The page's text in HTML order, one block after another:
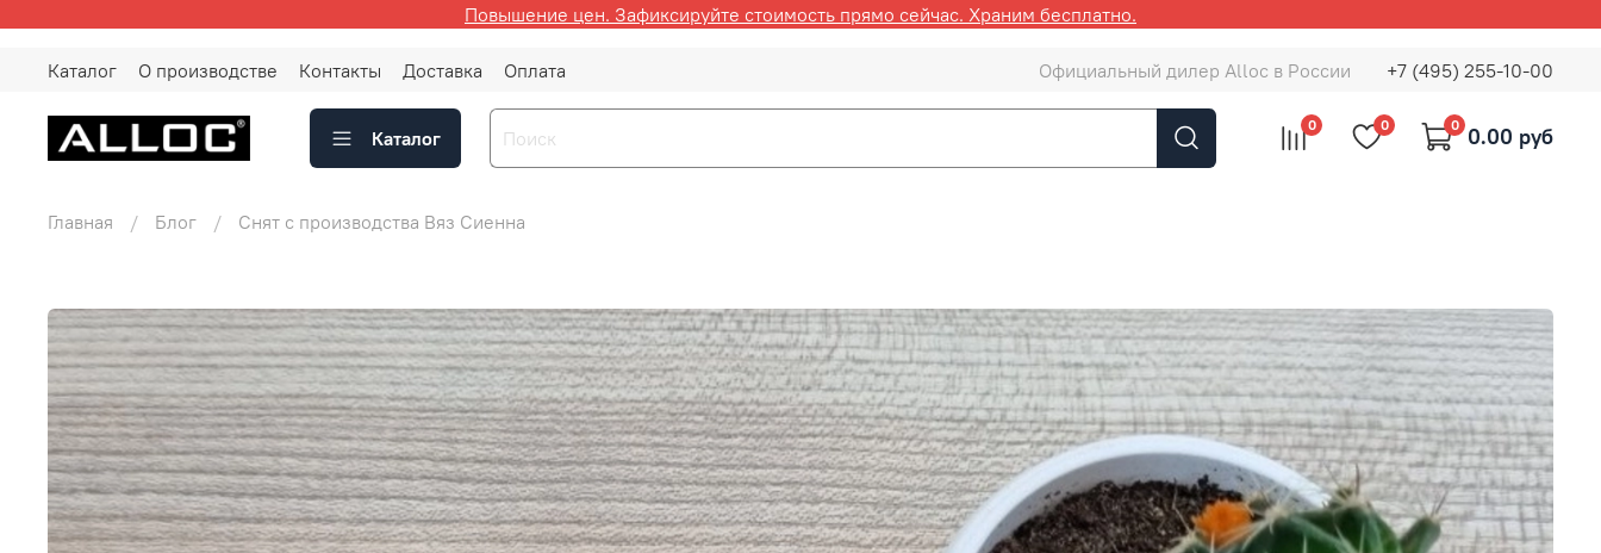
Повышение цен. Зафиксируйте стоимость прямо сейчас. Храним бесплатно.
Каталог О производстве Контакты Доставка Оплата Официальный дилер Alloc в России +7 (495) 255-10-00
Каталог
0 0 0 0.00 руб
Главная Блог Снят с производства Вяз Сиенна